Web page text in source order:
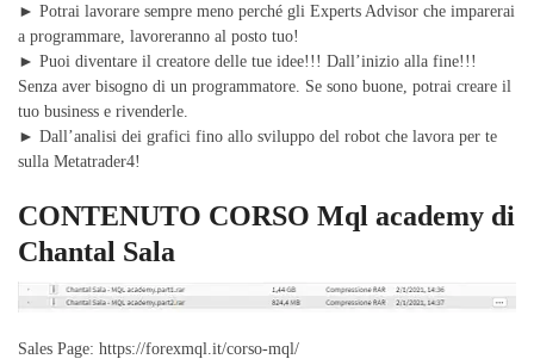
► Potrai lavorare sempre meno perché gli Experts Advisor che imparerai
a programmare, lavoreranno al posto tuo!
► Puoi diventare il creatore delle tue idee!!! Dall’inizio alla fine!!!
Senza aver bisogno di un programmatore. Se sono buone, potrai creare il
tuo business e rivenderle.
► Dall’analisi dei grafici fino allo sviluppo del robot che lavora per te
sulla Metatrader4!
CONTENUTO CORSO Mql academy di
Chantal Sala
Sales Page: https://forexmql.it/corso-mql/